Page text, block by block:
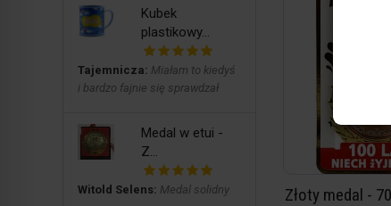
Złoty medal -
Kubek
plastikowy...
Tajemnicza: Miałam to kiedyś
i bardzo fajnie się sprawdzał
Medal w etui -
Z...
Witold Selens: Medal solidny